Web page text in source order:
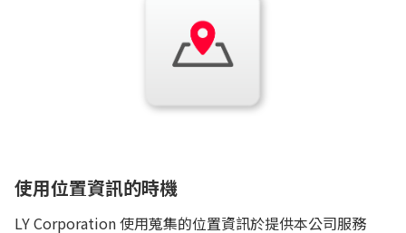
使用位置資訊的時機
LY Corporation 使用蒐集的位置資訊於提供本公司服務